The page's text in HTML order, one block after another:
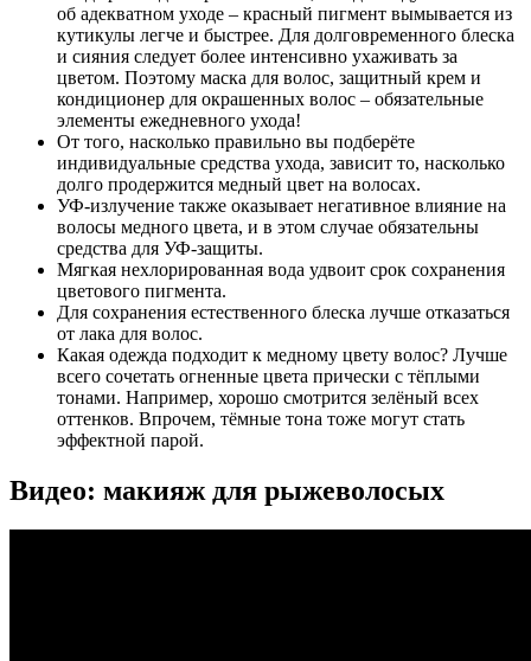
об адекватном уходе – красный пигмент вымывается из
кутикулы легче и быстрее. Для долговременного блеска
и сияния следует более интенсивно ухаживать за
цветом. Поэтому маска для волос, защитный крем и
кондиционер для окрашенных волос – обязательные
элементы ежедневного ухода!
От того, насколько правильно вы подберёте
индивидуальные средства ухода, зависит то, насколько
долго продержится медный цвет на волосах.
УФ-излучение также оказывает негативное влияние на
волосы медного цвета, и в этом случае обязательны
средства для УФ-защиты.
Мягкая нехлорированная вода удвоит срок сохранения
цветового пигмента.
Для сохранения естественного блеска лучше отказаться
от лака для волос.
Какая одежда подходит к медному цвету волос? Лучше
всего сочетать огненные цвета прически с тёплыми
тонами. Например, хорошо смотрится зелёный всех
оттенков. Впрочем, тёмные тона тоже могут стать
эффектной парой.
Видео: макияж для рыжеволосых